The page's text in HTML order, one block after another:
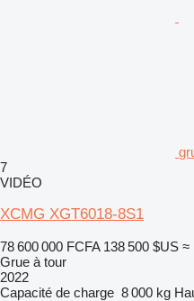
7
VIDÉO
XCMG XGT6018-8S1
78 600 000 FCFA 138 500 $US ≈
Grue à tour
2022
Capacité de charge 8 000 kg